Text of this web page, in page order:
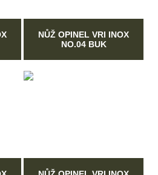
NŮŽ OPINEL VRI INOX
NO.04 BUK